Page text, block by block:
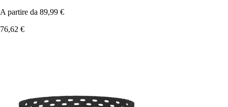
A partire da 89,99 €
76,62 €